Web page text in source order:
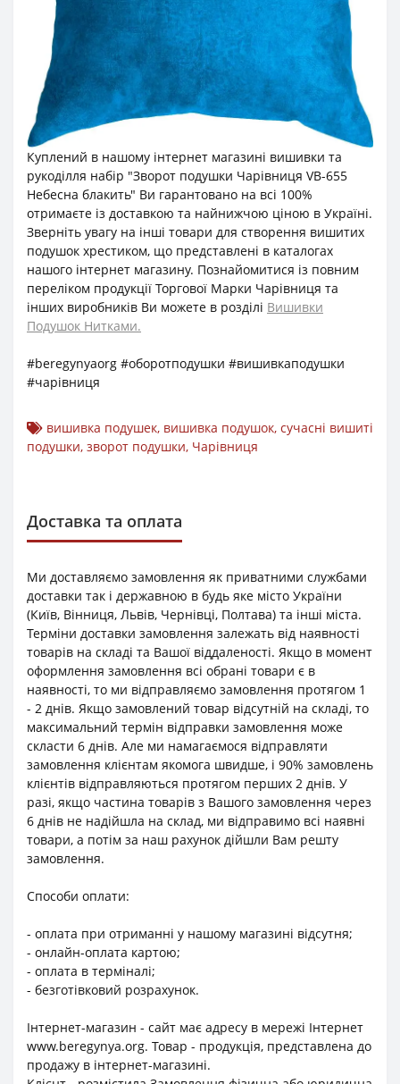
Куплений в нашому інтернет магазині вишивки та
рукоділля набір "Зворот подушки Чарівниця VB-655
Небесна блакить" Ви гарантовано на всі 100%
отримаєте із доставкою та найнижчою ціною в Україні.
Зверніть увагу на інші товари для створення вишитих
подушок хрестиком, що представлені в каталогах
нашого інтернет магазину. Познайомитися із повним
переліком продукції Торгової Марки Чарівниця та
інших виробників Ви можете в розділі Вишивки
Подушок Нитками.
#beregynyaorg #оборотподушки #вишивкаподушки
#чарівниця
вишивка подушек, вишивка подушок, сучасні вишиті
подушки, зворот подушки, Чарівниця
Доставка та оплата
Ми доставляємо замовлення як приватними службами
доставки так і державною в будь яке місто України
(Київ, Вінниця, Львів, Чернівці, Полтава) та інші міста.
Терміни доставки замовлення залежать від наявності
товарів на складі та Вашої віддаленості. Якщо в момент
оформлення замовлення всі обрані товари є в
наявності, то ми відправляємо замовлення протягом 1
- 2 днів. Якщо замовлений товар відсутній на складі, то
максимальний термін відправки замовлення може
скласти 6 днів. Але ми намагаємося відправляти
замовлення клієнтам якомога швидше, і 90% замовлень
клієнтів відправляються протягом перших 2 днів. У
разі, якщо частина товарів з Вашого замовлення через
6 днів не надійшла на склад, ми відправимо всі наявні
товари, а потім за наш рахунок дійшли Вам решту
замовлення.
Способи оплати:
- оплата при отриманні у нашому магазині відсутня;
- онлайн-оплата картою;
- оплата в терміналі;
- безготівковий розрахунок.
Інтернет-магазин - сайт має адресу в мережі Інтернет
www.beregynya.org. Товар - продукція, представлена до
продажу в інтернет-магазині.